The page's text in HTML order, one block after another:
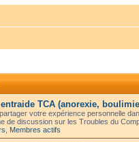
TCA (anorexie,
votre expérience personnelle
de discussion sur les Troubles du
Membres actifs